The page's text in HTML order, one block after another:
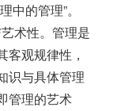
中的管理”。
术性。管理是
客观规律性，
识与具体管理
管理的艺术